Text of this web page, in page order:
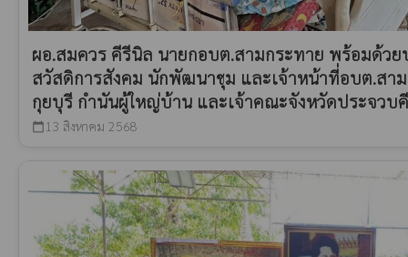
ผอ.สมควร คีรีนิล นายกอบต.สามกระทาย พร้อมด้ว
สวัสดิการสังคม นักพัฒนาชุม และเจ้าหน้าที่อบต.สา
กุยบุรี กำนันผู้ใหญ่บ้าน และเจ้าคณะจังหวัดประจวบ
calendar_today 13 สิงหาคม 2568